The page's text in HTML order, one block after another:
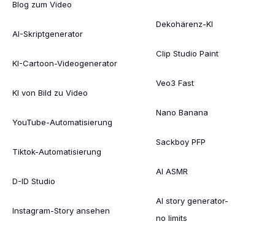
Blog zum Video
AI-Skriptgenerator
KI-Cartoon-Videogenerator
KI von Bild zu Video
YouTube-Automatisierung
Tiktok-Automatisierung
D-ID Studio
Instagram-Story ansehen
Dekohärenz-KI
Clip Studio Paint
Veo3 Fast
Nano Banana
Sackboy PFP
AI ASMR
AI story generator-
no limits